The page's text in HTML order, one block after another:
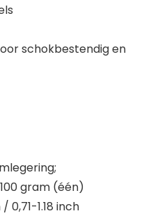
schokbestendig en
gram (één)
0,71-1.18 inch